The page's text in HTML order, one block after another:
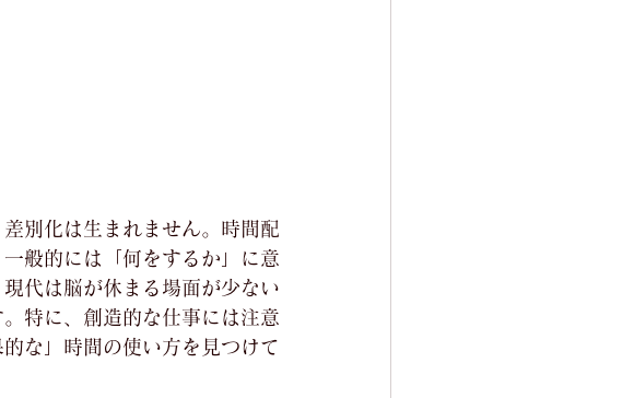
別化は生まれません。時間配
般的には「何をするか」に意
代は脳が休まる場面が少ない
特に、創造的な仕事には注意
な」時間の使い方を見つけて